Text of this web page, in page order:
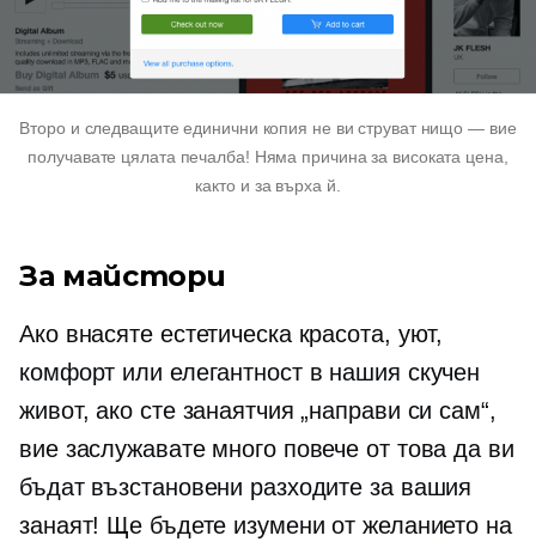
Второ и следващите единични копия не ви струват нищо — вие
получавате цялата печалба! Няма причина за високата цена,
както и за върха й.
За майстори
Ако внасяте естетическа красота, уют,
комфорт или елегантност в нашия скучен
живот, ако сте занаятчия „направи си сам“,
вие заслужавате много повече от това да ви
бъдат възстановени разходите за вашия
занаят! Ще бъдете изумени от желанието на